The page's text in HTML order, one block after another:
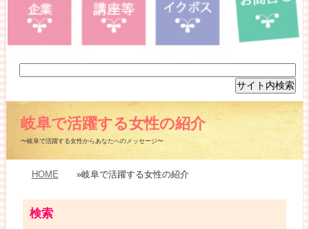
岐阜で活躍する女性の紹介
〜岐阜で活躍する女性からあなたへのメッセージ〜
HOME »岐阜で活躍する女性の紹介
検索